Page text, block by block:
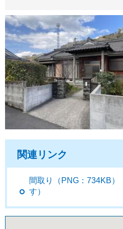
関連リンク
間取り（PNG：734KB）
す）